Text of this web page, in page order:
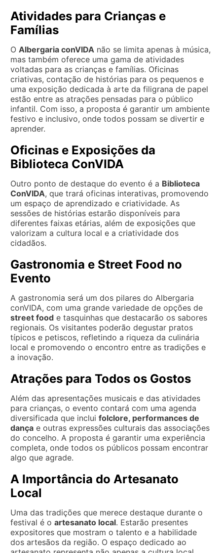
Atividades para Crianças e
Famílias
O Albergaria conVIDA não se limita apenas à música,
mas também oferece uma gama de atividades
voltadas para as crianças e famílias. Oficinas
criativas, contação de histórias para os pequenos e
uma exposição dedicada à arte da filigrana de papel
estão entre as atrações pensadas para o público
infantil. Com isso, a proposta é garantir um ambiente
festivo e inclusivo, onde todos possam se divertir e
aprender.
Oficinas e Exposições da
Biblioteca ConVIDA
Outro ponto de destaque do evento é a Biblioteca
ConVIDA, que trará oficinas interativas, promovendo
um espaço de aprendizado e criatividade. As
sessões de histórias estarão disponíveis para
diferentes faixas etárias, além de exposições que
valorizam a cultura local e a criatividade dos
cidadãos.
Gastronomia e Street Food no
Evento
A gastronomia será um dos pilares do Albergaria
conVIDA, com uma grande variedade de opções de
street food e tasquinhas que destacarão os sabores
regionais. Os visitantes poderão degustar pratos
típicos e petiscos, refletindo a riqueza da culinária
local e promovendo o encontro entre as tradições e
a inovação.
Atrações para Todos os Gostos
Além das apresentações musicais e das atividades
para crianças, o evento contará com uma agenda
diversificada que inclui folclore, performances de
dança e outras expressões culturais das associações
do concelho. A proposta é garantir uma experiência
completa, onde todos os públicos possam encontrar
algo que agrade.
A Importância do Artesanato
Local
Uma das tradições que merece destaque durante o
festival é o artesanato local. Estarão presentes
expositores que mostram o talento e a habilidade
dos artesãos da região. O espaço dedicado ao